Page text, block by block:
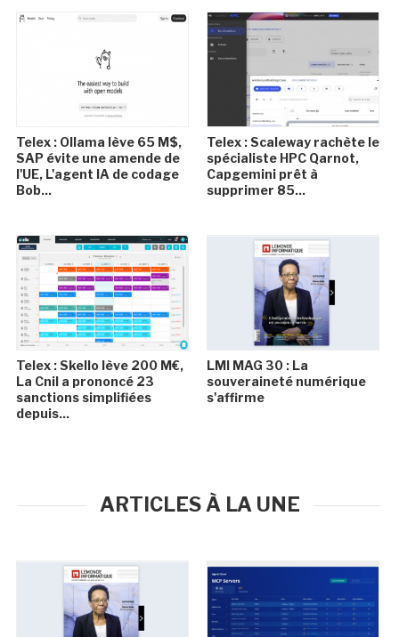
Telex : Ollama lève 65 M$,
SAP évite une amende de
l'UE, L'agent IA de codage
Bob...
Telex : Scaleway rachète le
spécialiste HPC Qarnot,
Capgemini prêt à
supprimer 85...
Telex : Skello lève 200 M€,
La Cnil a prononcé 23
sanctions simplifiées
depuis...
LMI MAG 30 : La
souveraineté numérique
s'affirme
ARTICLES À LA UNE